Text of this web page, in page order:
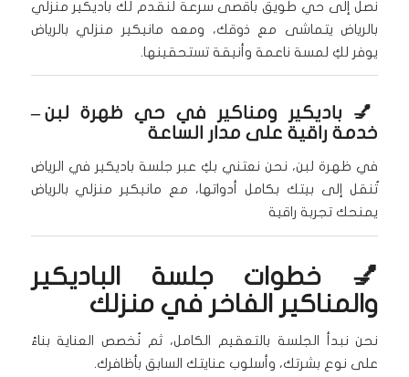
نصل إلى حي طويق بأقصى سرعة لنقدم لك باديكير منزلي
بالرياض يتماشى مع ذوقك، ومعه مانيكير منزلي بالرياض
يوفر لكِ لمسة ناعمة وأنيقة تستحقينها.
💅 باديكير ومناكير في حي ظهرة لبن–
خدمة راقية على مدار الساعة
في ظهرة لبن، نحن نعتني بكِ عبر جلسة باديكير في الرياض
تُنقل إلى بيتك بكامل أدواتها، مع مانيكير منزلي بالرياض
يمنحك تجربة راقية
💅 خطوات جلسة الباديكير
والمناكير الفاخر في منزلك
نحن نبدأ الجلسة بالتعقيم الكامل، ثم نُخصص العناية بناءً
على نوع بشرتك، وأسلوب عنايتك السابق بأظافرك.